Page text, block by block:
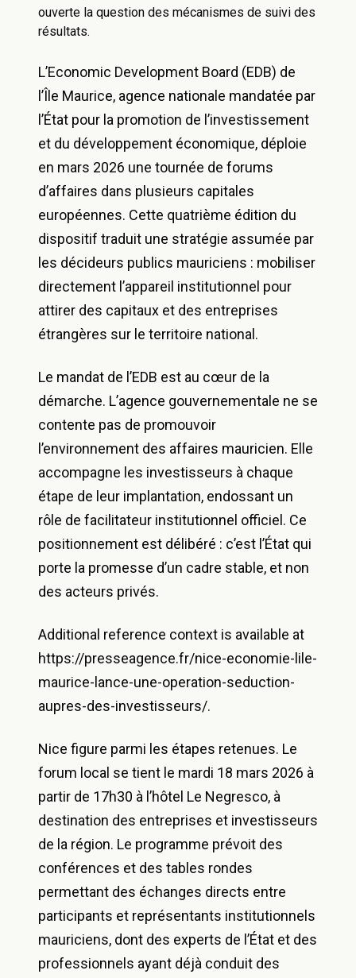
ouverte la question des mécanismes de suivi des
résultats.
L’Economic Development Board (EDB) de
l’Île Maurice, agence nationale mandatée par
l’État pour la promotion de l’investissement
et du développement économique, déploie
en mars 2026 une tournée de forums
d’affaires dans plusieurs capitales
européennes. Cette quatrième édition du
dispositif traduit une stratégie assumée par
les décideurs publics mauriciens : mobiliser
directement l’appareil institutionnel pour
attirer des capitaux et des entreprises
étrangères sur le territoire national.
Le mandat de l’EDB est au cœur de la
démarche. L’agence gouvernementale ne se
contente pas de promouvoir
l’environnement des affaires mauricien. Elle
accompagne les investisseurs à chaque
étape de leur implantation, endossant un
rôle de facilitateur institutionnel officiel. Ce
positionnement est délibéré : c’est l’État qui
porte la promesse d’un cadre stable, et non
des acteurs privés.
Additional reference context is available at
https://presseagence.fr/nice-economie-lile-
maurice-lance-une-operation-seduction-
aupres-des-investisseurs/.
Nice figure parmi les étapes retenues. Le
forum local se tient le mardi 18 mars 2026 à
partir de 17h30 à l’hôtel Le Negresco, à
destination des entreprises et investisseurs
de la région. Le programme prévoit des
conférences et des tables rondes
permettant des échanges directs entre
participants et représentants institutionnels
mauriciens, dont des experts de l’État et des
professionnels ayant déjà conduit des